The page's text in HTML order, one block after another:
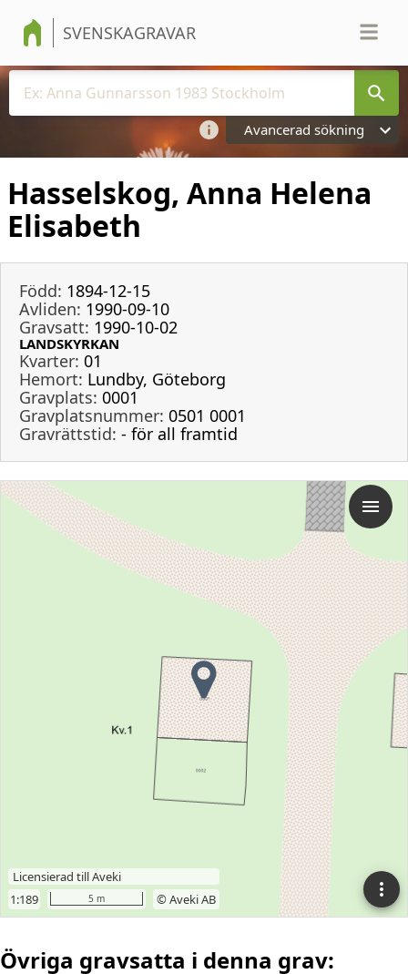
SVENSKAGRAVAR
Avancerad sökning
Hasselskog, Anna Helena
Elisabeth
Född: 1894-12-15
Avliden: 1990-09-10
Gravsatt: 1990-10-02
LANDSKYRKAN
Kvarter: 01
Hemort: Lundby, Göteborg
Gravplats: 0001
Gravplatsnummer: 0501 0001
Gravrättstid: - för all framtid
Övriga gravsatta i denna grav: